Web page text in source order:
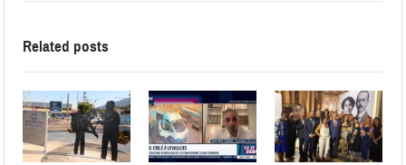
Related posts